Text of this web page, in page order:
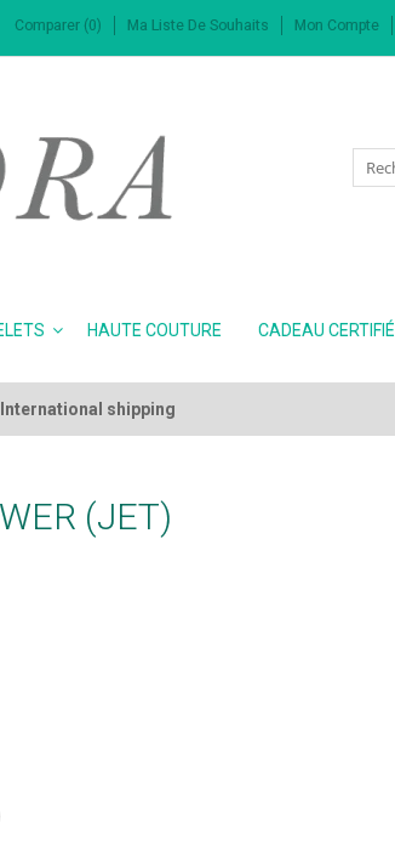
Comparer (0) Ma Liste De Souhaits Mon Compte
HAUTE COUTURE CADEAU CERTIFIÉ
International shipping
(JET)